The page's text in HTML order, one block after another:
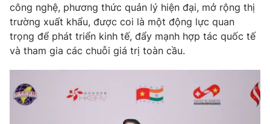
Tổng đài VTV:024.38 355 931 - 024.38 355 932
Ðiện thoại Thời báo VTV:024.66 897 897
Email: toasoan@vtv.vn
Liên hệ quảng cáo:024-7300.7108
công nghệ, phương thức quản lý hiện đại, mở rộng thị
trường xuất khẩu, được coi là một động lực quan
trọng để phát triển kinh tế, đẩy mạnh hợp tác quốc tế
và tham gia các chuỗi giá trị toàn cầu.